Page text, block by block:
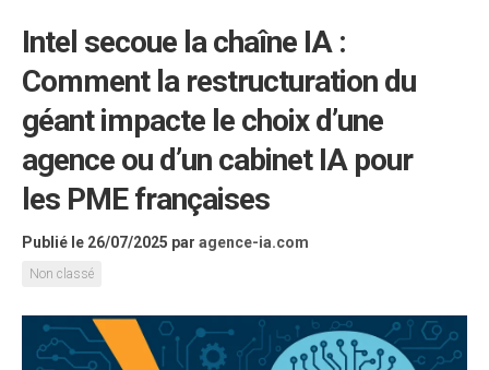
Intel secoue la chaîne IA :
Comment la restructuration du
géant impacte le choix d’une
agence ou d’un cabinet IA pour
les PME françaises
Publié le 26/07/2025 par agence-ia.com
Non classé